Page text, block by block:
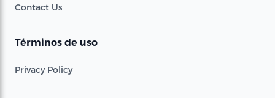
Contact Us
Términos de uso
Privacy Policy